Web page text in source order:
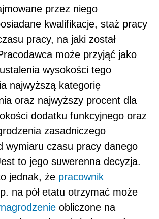
przez niego
kwalifikacje, staż pracy
pracy, na jaki został
może przyjąć jako
wysokości tego
najwyższą kategorię
oraz najwyższy procent dla
dodatku funkcyjnego oraz
zasadniczego
wymiaru czasu pracy danego
to jego suwerenna decyzja.
jednak, że pracownik
na pół etatu otrzymać może
obliczone na